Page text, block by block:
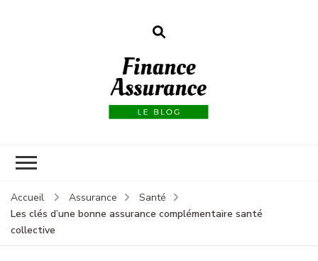
Accueil Assurance
Santé
Les clés d’une bonne assurance complémentaire santé
collective